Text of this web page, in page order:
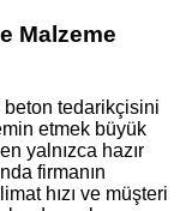
Malzeme
beton tedarikçisini
etmek büyük
yalnızca hazır
firmanın
hızı ve müşteri